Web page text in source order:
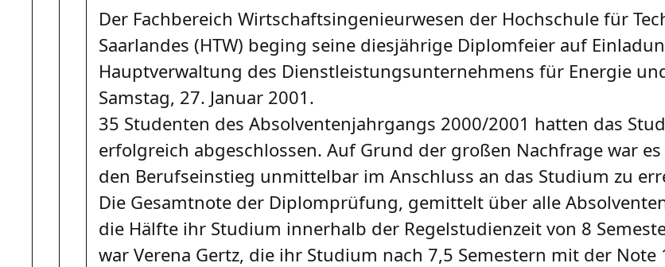
Der Fachbereich Wirtschaftsingenieurwesen der Hochschule für
Saarlandes (HTW) beging seine diesjährige Diplomfeier auf
Hauptverwaltung des Dienstleistungsunternehmens für Energie
Samstag, 27. Januar 2001.
35 Studenten des Absolventenjahrgangs 2000/2001 hatten das
erfolgreich abgeschlossen. Auf Grund der großen Nachfrage war
den Berufseinstieg unmittelbar im Anschluss an das Studium zu
Die Gesamtnote der Diplomprüfung, gemittelt über alle
die Hälfte ihr Studium innerhalb der Regelstudienzeit von 8
war Verena Gertz, die ihr Studium nach 7,5 Semestern mit der Note